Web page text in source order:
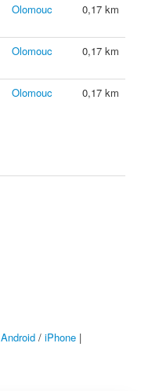
Olomouc 0,17 km
Olomouc 0,17 km
Olomouc 0,17 km
Android / iPhone |